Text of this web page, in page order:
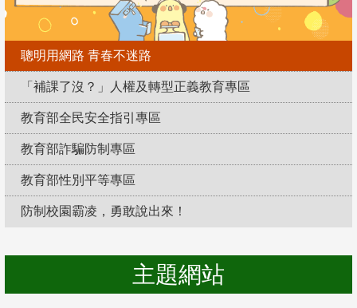
聰明用網路 青春不迷路
「補課了沒？」人權及轉型正義教育專區
教育部全民安全指引專區
教育部詐騙防制專區
教育部性別平等專區
防制校園霸凌，勇敢說出來！
主題網站